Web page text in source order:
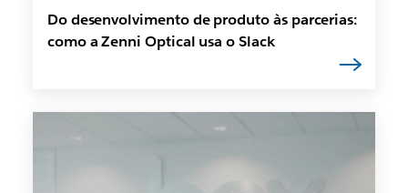
Do desenvolvimento de produto às parcerias:
como a Zenni Optical usa o Slack